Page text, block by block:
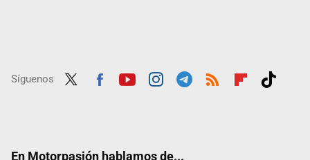
Síguenos
En Motorpasión hablamos de...